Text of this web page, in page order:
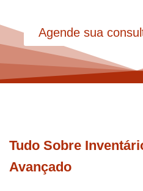
Agende sua
Tudo Sobre
Avançado